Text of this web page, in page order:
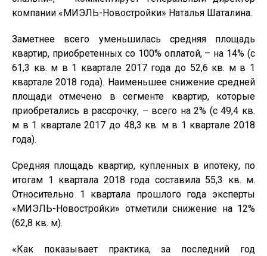
компании «МИЭЛЬ-Новостройки» Наталья Шаталина.
Заметнее всего уменьшилась средняя площадь
квартир, приобретенных со 100% оплатой, – на 14% (с
61,3 кв. м в 1 квартале 2017 года до 52,6 кв. м в 1
квартале 2018 года). Наименьшее снижение средней
площади отмечено в сегменте квартир, которые
приобретались в рассрочку, – всего на 2% (с 49,4 кв.
м в 1 квартале 2017 до 48,3 кв. м в 1 квартале 2018
года).
Средняя площадь квартир, купленных в ипотеку, по
итогам 1 квартала 2018 года составила 55,3 кв. м.
Относительно 1 квартала прошлого года эксперты
«МИЭЛЬ-Новостройки» отметили снижение на 12%
(62,8 кв. м).
«Как показывает практика, за последний год